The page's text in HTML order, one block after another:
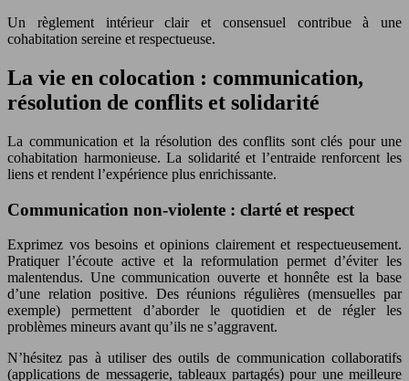
Un règlement intérieur clair et consensuel contribue à une
cohabitation sereine et respectueuse.
La vie en colocation : communication,
résolution de conflits et solidarité
La communication et la résolution des conflits sont clés pour une
cohabitation harmonieuse. La solidarité et l’entraide renforcent les
liens et rendent l’expérience plus enrichissante.
Communication non-violente : clarté et respect
Exprimez vos besoins et opinions clairement et respectueusement.
Pratiquer l’écoute active et la reformulation permet d’éviter les
malentendus. Une communication ouverte et honnête est la base
d’une relation positive. Des réunions régulières (mensuelles par
exemple) permettent d’aborder le quotidien et de régler les
problèmes mineurs avant qu’ils ne s’aggravent.
N’hésitez pas à utiliser des outils de communication collaboratifs
(applications de messagerie, tableaux partagés) pour une meilleure